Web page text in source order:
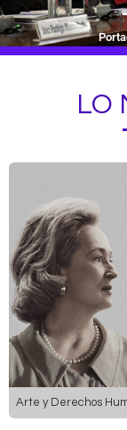
LO
Arte y Derechos